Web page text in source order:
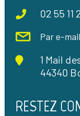
02 55 11
Par e-mail
1 Mail
44340
RESTEZ